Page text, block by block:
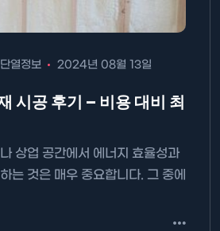
단열정보 2024년 08월 13일
시공 후기 – 비용 대비 최
상업 공간에서 에너지 효율성과
는 것은 매우 중요합니다. 그 중에